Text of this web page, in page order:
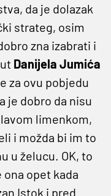
da je dolazak
strateg, osim
zna izabrati i
Danijela Jumića
za ovu pobjedu
je dobro da nisu
limenkom,
i možda bi im to
u želucu. OK, to
ona opet kada
Istok i pred